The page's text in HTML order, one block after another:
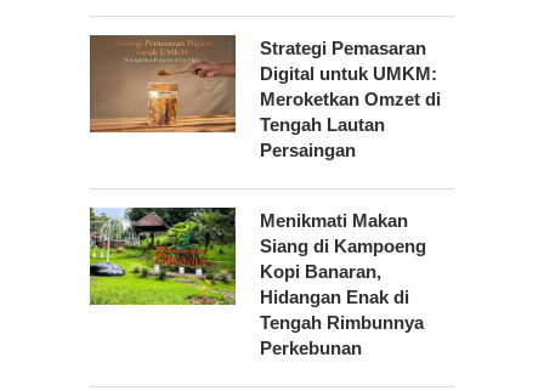
Strategi Pemasaran
Digital untuk UMKM:
Meroketkan Omzet di
Tengah Lautan
Persaingan
Menikmati Makan
Siang di Kampoeng
Kopi Banaran,
Hidangan Enak di
Tengah Rimbunnya
Perkebunan